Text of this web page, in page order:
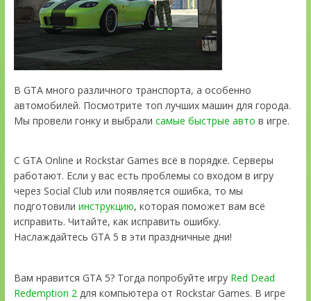
В GTA много различного транспорта, а особенно
автомобилей. Посмотрите топ лучших машин для города.
Мы провели гонку и выбрали самые быстрые авто в игре.
С GTA Online и Rockstar Games всё в порядке. Серверы
работают. Если у вас есть проблемы со входом в игру
через Social Club или появляется ошибка, то мы
подготовили инструкцию, которая поможет вам всё
исправить. Читайте, как исправить ошибку.
Наслаждайтесь GTA 5 в эти праздничные дни!
Вам нравится GTA 5? Тогда попробуйте игру Red Dead
Redemption 2для компьютера от Rockstar Games. В игре